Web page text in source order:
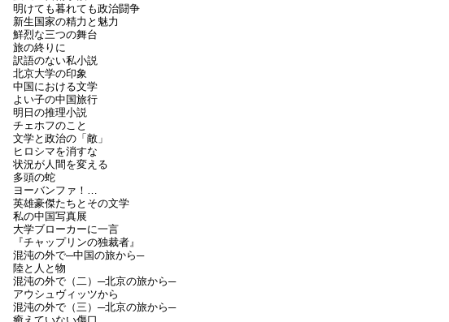
明けても暮れても政治闘争
新生国家の精力と魅力
鮮烈な三つの舞台
旅の終りに
訳語のない私小説
北京大学の印象
中国における文学
よい子の中国旅行
明日の推理小説
チェホフのこと
文学と政治の「敵」
ヒロシマを消すな
状況が人間を変える
多頭の蛇
ヨーバンファ！…
英雄豪傑たちとその文学
私の中国写真展
大学ブローカーに一言
『チャップリンの独裁者』
混沌の外で─中国の旅から─
陸と人と物
混沌の外で（二）─北京の旅から─
アウシュヴィッツから
混沌の外で（三）─北京の旅から─